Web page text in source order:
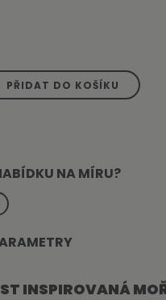
PŘIDAT DO KOŠÍKU
NA MÍRU?
INSPIROVANÁ